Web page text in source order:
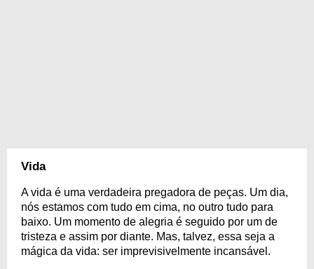
Vida
A vida é uma verdadeira pregadora de peças. Um dia,
nós estamos com tudo em cima, no outro tudo para
baixo. Um momento de alegria é seguido por um de
tristeza e assim por diante. Mas, talvez, essa seja a
mágica da vida: ser imprevisivelmente incansável.